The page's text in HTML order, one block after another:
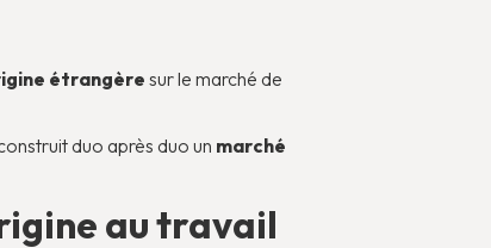
étrangère sur le marché de
duo après duo un marché
au travail